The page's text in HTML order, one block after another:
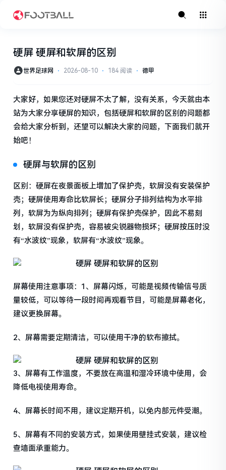
硬屏 硬屏和软屏的区别
世界足球网 ⋅ 2026-08-10 ⋅ 184 阅读 ⋅ 德甲
大家好，如果您还对硬屏不太了解，没有关系，今天就由本
站为大家分享硬屏的知识，包括硬屏和软屏的区别的问题都
会给大家分析到，还望可以解决大家的问题，下面我们就开
始吧！
硬屏与软屏的区别
区别：硬屏在夜景面板上增加了保护壳，软屏没有安装保护
壳；硬屏使用寿命比软屏长；硬屏分子排列结构为水平排
列，软屏为为纵向排列；硬屏有保护壳保护，因此不易刻
划，软屏没有保护壳，容易被尖锐器物损坏；硬屏按压时没
有“水波纹”现象，软屏有“水波纹”现象。
屏幕使用注意事项：1、屏幕闪烁，可能是视频传输信号质
量较低，可以等待一段时间再观看节目，可能是屏幕老化，
建议更换屏幕。
2、屏幕需要定期清洁，可以使用干净的软布擦拭。
3、屏幕有工作温度，不要放在高温和湿冷环境中使用，会
降低电视使用寿命。
4、屏幕长时间不用，建议定期开机，以免内部元件受潮。
5、屏幕有不同的安装方式，如果使用壁挂式安装，建议检
查墙面承重能力。